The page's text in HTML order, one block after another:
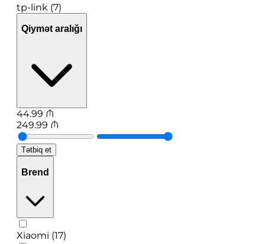
tp-link (7)
Qiymət aralığı
44.99 ₼
249.99 ₼
Tətbiq et
Brend
Xiaomi (17)